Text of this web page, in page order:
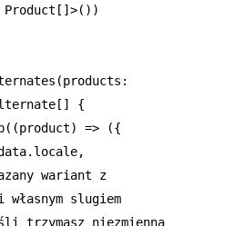
Product []>())
(products :
[] {
((product) => ({
.locale,
własnym slugiem